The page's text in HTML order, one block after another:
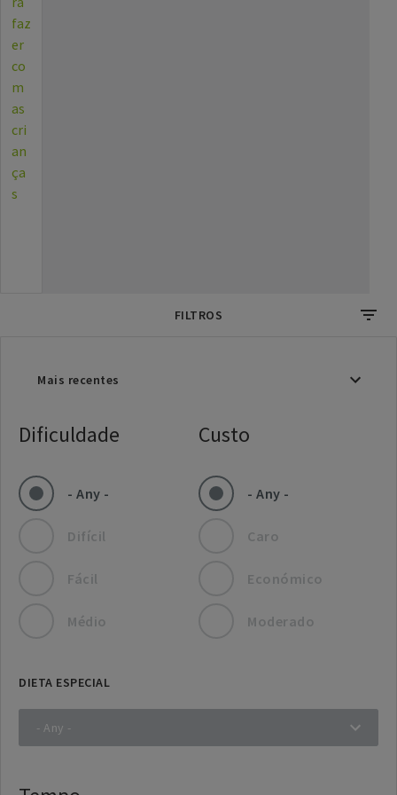
faz
er
co
m
as
cri
an
ça
s
FILTROS
Dificuldade
- Any -
Difícil
Fácil
Médio
Custo
- Any -
Caro
Económico
Moderado
DIETA ESPECIAL